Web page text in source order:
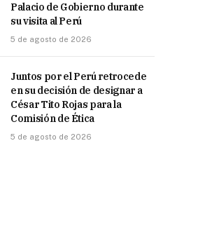
Palacio de Gobierno durante
su visita al Perú
5 de agosto de 2026
Juntos por el Perú retrocede
en su decisión de designar a
César Tito Rojas para la
Comisión de Ética
5 de agosto de 2026